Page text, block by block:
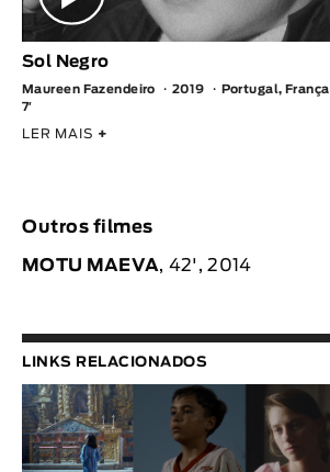
Sol Negro
Maureen Fazendeiro 2019 Portugal, França
7′
LER MAIS +
Outros filmes
MOTU MAEVA, 42', 2014
LINKS RELACIONADOS